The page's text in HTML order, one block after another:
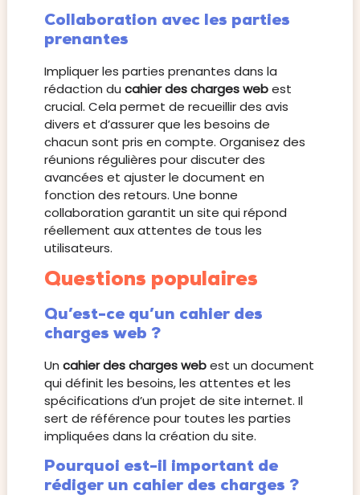
Collaboration avec les parties
prenantes
Impliquer les parties prenantes dans la
rédaction du cahier des charges webest
crucial. Cela permet de recueillir des avis
divers et d’assurer que les besoins de
chacun sont pris en compte. Organisez des
réunions régulières pour discuter des
avancées et ajuster le document en
fonction des retours. Une bonne
collaboration garantit un site qui répond
réellement aux attentes de tous les
utilisateurs.
Questions populaires
Qu’est-ce qu’un cahier des
charges web ?
Un cahier des charges webest un document
qui définit les besoins, les attentes et les
spécifications d’un projet de site internet. Il
sert de référence pour toutes les parties
impliquées dans la création du site.
Pourquoi est-il important de
rédiger un cahier des charges ?